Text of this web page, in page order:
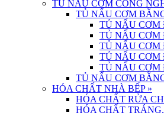
TỦ NẤU CƠM CÔNG
TỦ NẤU CƠM
TỦ NẤU CƠM
TỦ NẤU CƠM
TỦ NẤU CƠM
TỦ NẤU CƠM
TỦ NẤU CƠM
TỦ NẤU CƠM
HÓA CHẤT NHÀ BẾP »
HÓA CHẤT RỬA
HÓA CHẤT